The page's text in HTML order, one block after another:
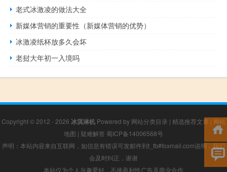
老式冰激凌的做法大全
新媒体营销的重要性（新媒体营销的优势）
冰激凌纸杯放多久会坏
老挝大年初一入境吗
Copyright © 2012 - 2026 冰淇淋机 Powered by 网站分类目录 | 精选推荐文章 | 网站
地图 | 疑难解答 蜀ICP备14006568号
声明：本站内容来自互联网，如信息有错误可发邮件到f_fb#foxmail.com说明，我们
会及时纠正，谢谢
本站仅为个人兴趣爱好，不接盈利性广告及商业合作